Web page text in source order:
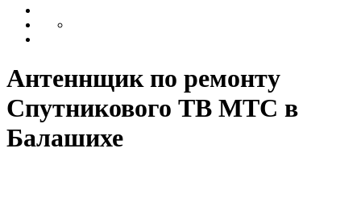
Антеннщик по ремонту
Спутникового ТВ МТС в
Балашихе